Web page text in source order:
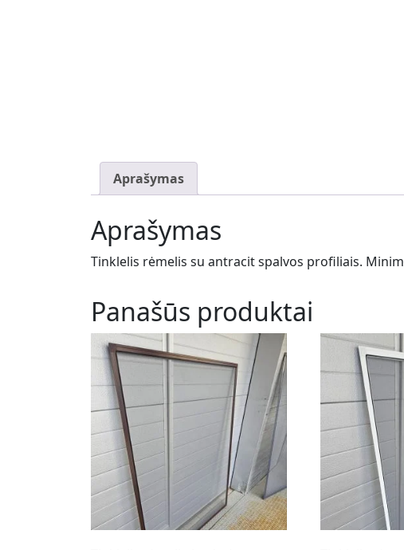
Aprašymas
Aprašymas
Tinklelis rėmelis su antracit spalvos profiliais.
Panašūs produktai